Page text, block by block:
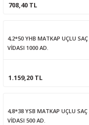
708,40 TL
4,2*50 YHB MATKAP UÇLU SAÇ
VİDASI 1000 AD.
1.159,20 TL
4,8*38 YSB MATKAP UÇLU SAÇ
VİDASI 500 AD.